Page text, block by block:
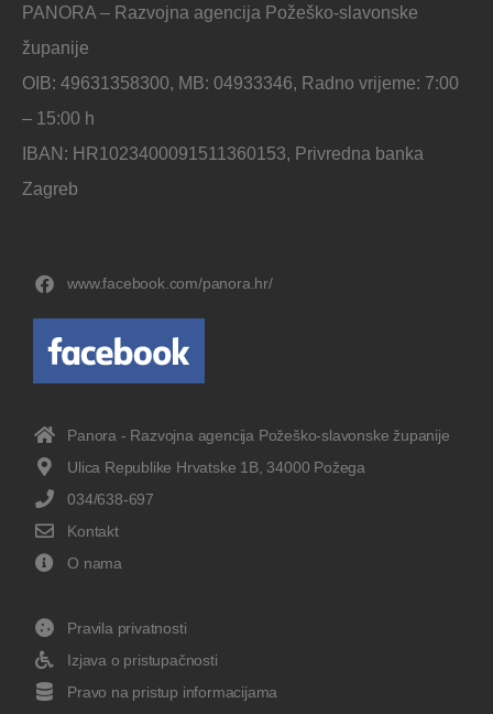
PANORA – Razvojna agencija Požeško-slavonske
županije
OIB: 49631358300, MB: 04933346, Radno vrijeme: 7:00
– 15:00 h
IBAN: HR1023400091511360153, Privredna banka
Zagreb
www.facebook.com/panora.hr/
Panora - Razvojna agencija Požeško-slavonske županije
Ulica Republike Hrvatske 1B, 34000 Požega
034/638-697
Kontakt
O nama
Pravila privatnosti
Izjava o pristupačnosti
Pravo na pristup informacijama